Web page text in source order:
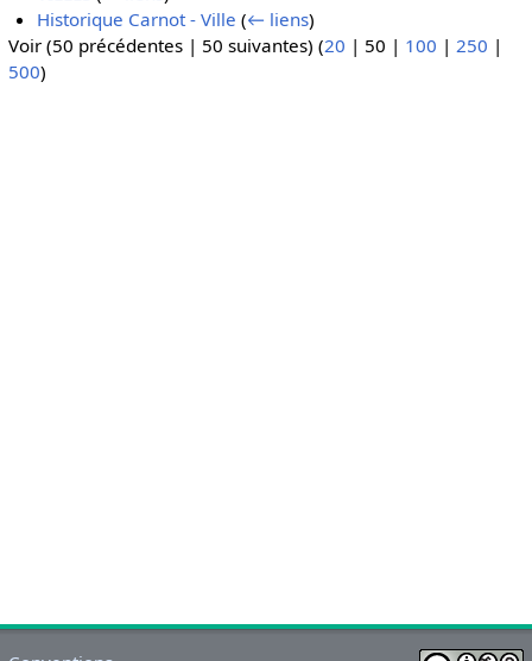
Historique Carnot - Ville (← liens)
Voir (50 précédentes| 50 suivantes) (20 | 50 | 100 | 250 |
500)